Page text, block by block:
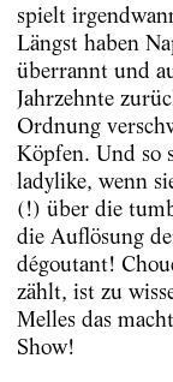
spielt
Längst haben
überrannt und
Jahrzehnte
Ordnung
Köpfen. Und so
ladylike, wenn
(!) über die
die Auflösung
dégoutant!
zählt, ist zu
Melles das
Show!